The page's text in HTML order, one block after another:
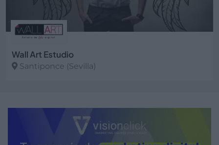
Wall Art Estudio
Santiponce (Sevilla)